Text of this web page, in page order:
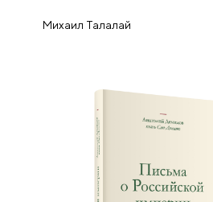
Михаил Талалай